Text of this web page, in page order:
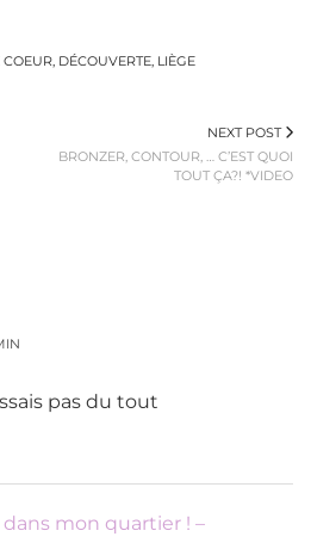
, DÉCOUVERTE, LIÈGE
NEXT POST
BRONZER, CONTOUR, … C’EST QUOI
TOUT ÇA?! *VIDEO
pas du tout
mon quartier ! –